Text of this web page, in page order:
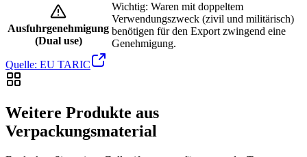
Ausfuhrgenehmigung
(Dual use)
Wichtig: Waren mit doppeltem
Verwendungszweck (zivil und militärisch)
benötigen für den Export zwingend eine
Genehmigung.
Quelle: EU TARIC
Weitere Produkte aus
Verpackungsmaterial